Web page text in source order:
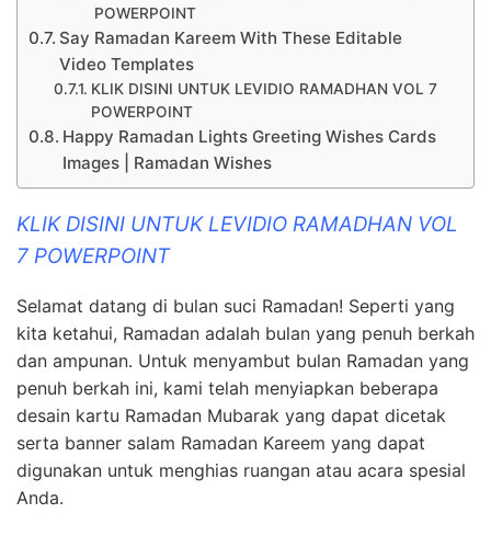
POWERPOINT
Say Ramadan Kareem With These Editable
Video Templates
KLIK DISINI UNTUK LEVIDIO RAMADHAN VOL 7
POWERPOINT
Happy Ramadan Lights Greeting Wishes Cards
Images | Ramadan Wishes
KLIK DISINI UNTUK LEVIDIO RAMADHAN VOL
7 POWERPOINT
Selamat datang di bulan suci Ramadan! Seperti yang
kita ketahui, Ramadan adalah bulan yang penuh berkah
dan ampunan. Untuk menyambut bulan Ramadan yang
penuh berkah ini, kami telah menyiapkan beberapa
desain kartu Ramadan Mubarak yang dapat dicetak
serta banner salam Ramadan Kareem yang dapat
digunakan untuk menghias ruangan atau acara spesial
Anda.